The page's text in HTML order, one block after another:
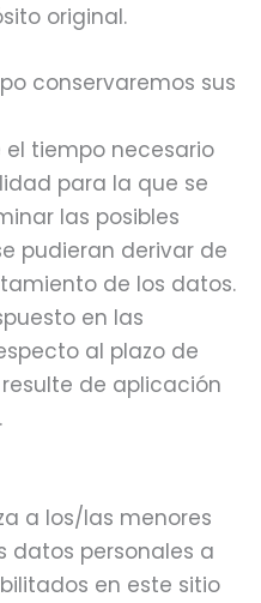
original.
conservaremos sus
tiempo necesario
para la que se
las posibles
pudieran derivar de
de los datos.
en las
al plazo de
de aplicación
a los/las menores
datos personales a
en este sitio